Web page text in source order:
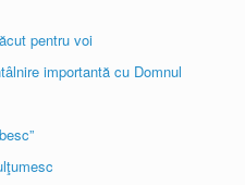
pentru voi
importantă cu Domnul